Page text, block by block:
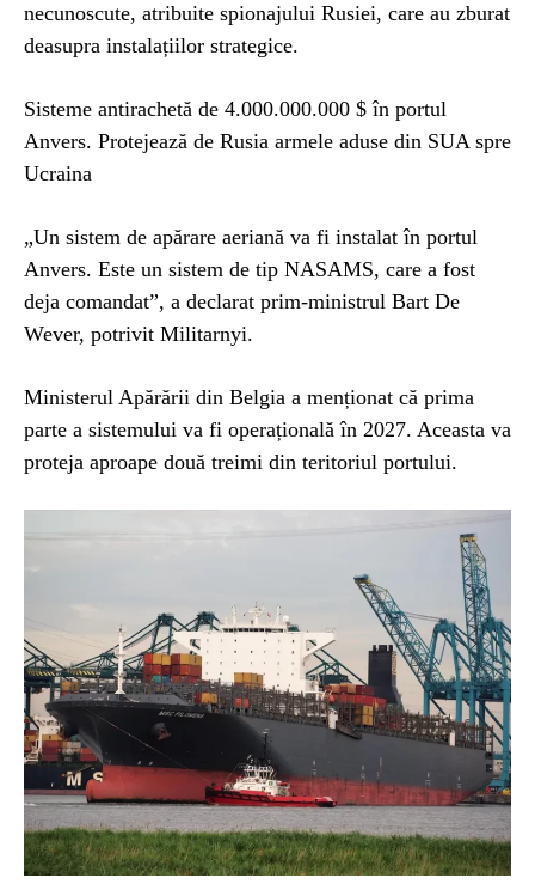
necunoscute, atribuite spionajului Rusiei, care au zburat
deasupra instalațiilor strategice.
Sisteme antirachetă de 4.000.000.000 $ în portul
Anvers. Protejează de Rusia armele aduse din SUA spre
Ucraina
„Un sistem de apărare aeriană va fi instalat în portul
Anvers. Este un sistem de tip NASAMS, care a fost
deja comandat”, a declarat prim-ministrul Bart De
Wever, potrivit Militarnyi.
Ministerul Apărării din Belgia a menționat că prima
parte a sistemului va fi operațională în 2027. Aceasta va
proteja aproape două treimi din teritoriul portului.